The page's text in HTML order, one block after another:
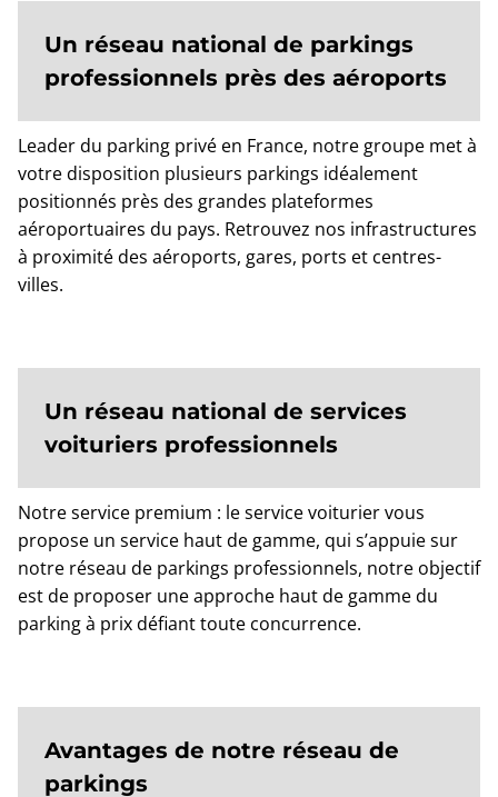
Un réseau national de parkings
professionnels près des aéroports
Leader du parking privé en France, notre groupe met à
votre disposition plusieurs parkings idéalement
positionnés près des grandes plateformes
aéroportuaires du pays. Retrouvez nos infrastructures
à proximité des aéroports, gares, ports et centres-
villes.
Un réseau national de services
voituriers professionnels
Notre service premium : le service voiturier vous
propose un service haut de gamme, qui s’appuie sur
notre réseau de parkings professionnels, notre objectif
est de proposer une approche haut de gamme du
parking à prix défiant toute concurrence.
Avantages de notre réseau de
parkings